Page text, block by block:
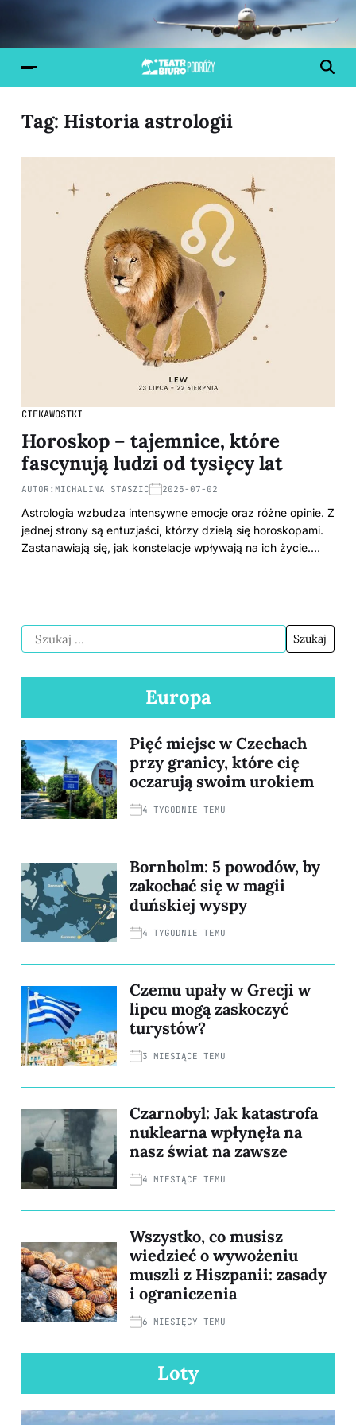
Tag: Historia astrologii
CIEKAWOSTKI
Horoskop – tajemnice, które
fascynują ludzi od tysięcy lat
AUTOR: MICHALINA STASZIC 2025-07-02
Astrologia wzbudza intensywne emocje oraz różne opinie. Z
jednej strony są entuzjaści, którzy dzielą się horoskopami.
Zastanawiają się, jak konstelacje wpływają na ich życie.…
Europa
Pięć miejsc w Czechach
przy granicy, które cię
oczarują swoim urokiem
4 TYGODNIE TEMU
Bornholm: 5 powodów, by
zakochać się w magii
duńskiej wyspy
4 TYGODNIE TEMU
Czemu upały w Grecji w
lipcu mogą zaskoczyć
turystów?
3 MIESIĄCE TEMU
Czarnobyl: Jak katastrofa
nuklearna wpłynęła na
nasz świat na zawsze
4 MIESIĄCE TEMU
Wszystko, co musisz
wiedzieć o wywożeniu
muszli z Hiszpanii: zasady
i ograniczenia
6 MIESIĘCY TEMU
Loty